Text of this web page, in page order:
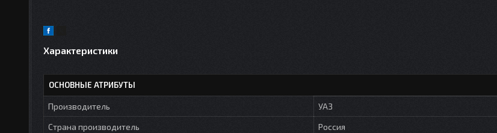
Характеристики
ОСНОВНЫЕ АТРИБУТЫ
Производитель
УАЗ
Страна производитель
Россия